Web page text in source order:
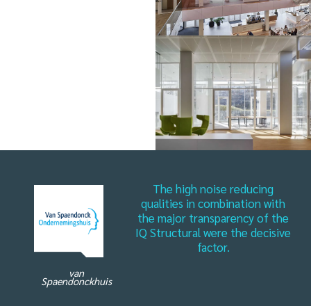
van
Spaendonckhuis
The high noise reducing
qualities in combination with
the major transparency of the
IQ Structural were the decisive
factor.